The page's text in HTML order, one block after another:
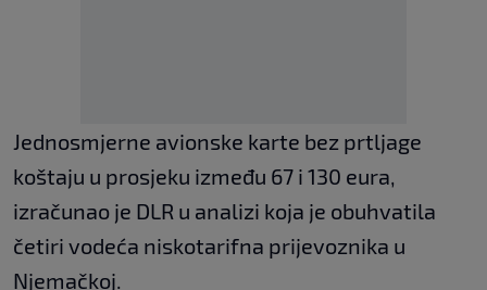
Jednosmjerne avionske karte bez prtljage
koštaju u prosjeku između 67 i 130 eura,
izračunao je DLR u analizi koja je obuhvatila
četiri vodeća niskotarifna prijevoznika u
Njemačkoj.